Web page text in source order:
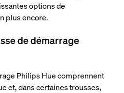
options de
plus encore.
de démarrage
Philips Hue comprennent
et, dans certaines trousses,